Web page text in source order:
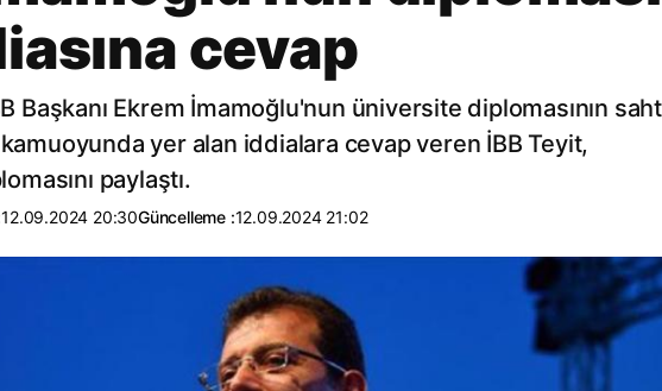
cevap
Başkanı Ekrem İmamoğlu'nun üniversite diplomasının
yer alan iddialara cevap veren İBB Teyit,
paylaştı.
12.09.2024 20:30Güncelleme :12.09.2024 21:02